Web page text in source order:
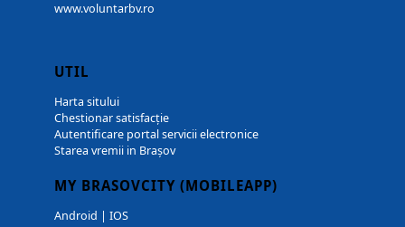
www.voluntarbv.ro
UTIL
Harta sitului
Chestionar satisfacție
Autentificare portal servicii electronice
Starea vremii in Brașov
MY BRASOVCITY (MOBILEAPP)
Android | IOS